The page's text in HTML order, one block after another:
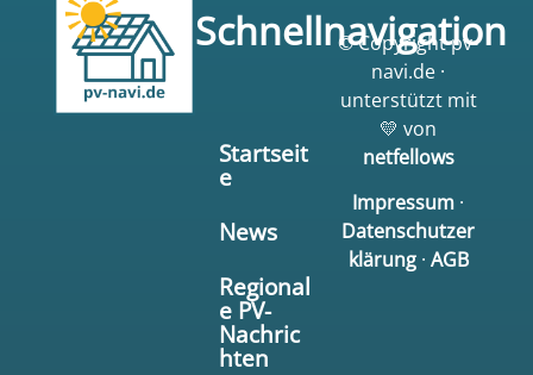
Schnellnavigation
Startseit
e
News
Regional
e PV-
Nachric
hten
© Copyright pv-
navi.de ·
unterstützt mit
💛 von
netfellows
Impressum ·
Datenschutzer
klärung· AGB